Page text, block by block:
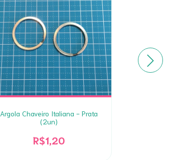
Argola Chaveiro Italiana - Prata
(2un)
R$1,20